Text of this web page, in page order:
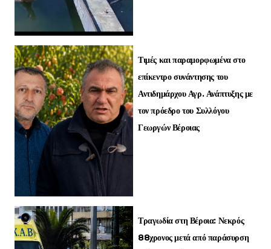
Τιμές και παραμορφωμένα στο
επίκεντρο συνάντησης του
Αντιδημάρχου Αγρ. Ανάπτυξης με
τον πρόεδρο του Συλλόγου
Γεωργών Βέροιας
Τραγωδία στη Βέροια: Νεκρός
88χρονος μετά από παράσυρση